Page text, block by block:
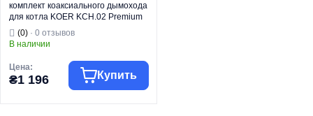
комплект коаксиального дымохода
для котла KOER KCH.02 Premium
1000 мм, 60/100 (KR5660)
(0) · 0 отзывов
В наличии
Цена:
₴1 196 Купить